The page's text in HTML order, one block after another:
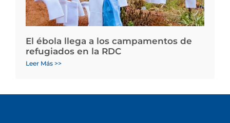
El ébola llega a los campamentos de
refugiados en la RDC
Leer Más >>